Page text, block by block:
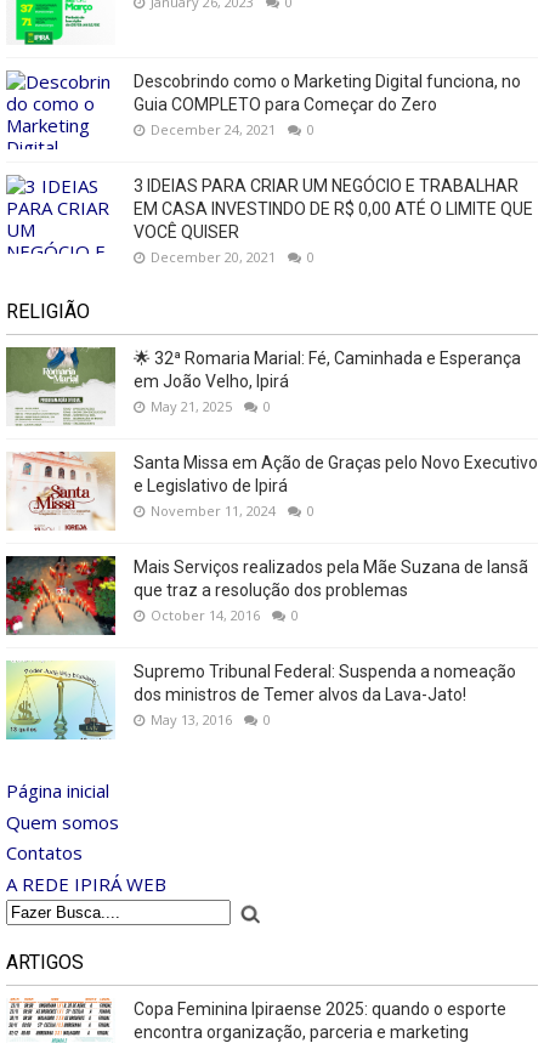
Descobrindo como o Marketing Digital funciona, no
Guia COMPLETO para Começar do Zero
December 24, 2021 0
3 IDEIAS PARA CRIAR UM NEGÓCIO E TRABALHAR
EM CASA INVESTINDO DE R$ 0,00 ATÉ O LIMITE QUE
VOCÊ QUISER
December 20, 2021 0
RELIGIÃO
🌟 32ª Romaria Marial: Fé, Caminhada e Esperança
em João Velho, Ipirá
May 21, 2025 0
Santa Missa em Ação de Graças pelo Novo Executivo
e Legislativo de Ipirá
November 11, 2024 0
Mais Serviços realizados pela Mãe Suzana de Iansã
que traz a resolução dos problemas
October 14, 2016 0
Supremo Tribunal Federal: Suspenda a nomeação
dos ministros de Temer alvos da Lava-Jato!
May 13, 2016 0
Página inicial
Quem somos
Contatos
A REDE IPIRÁ WEB
ARTIGOS
Copa Feminina Ipiraense 2025: quando o esporte
encontra organização, parceria e marketing